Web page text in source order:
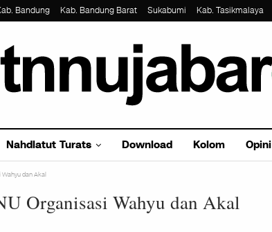
Bandung Kab. Bandung Barat Sukabumi Kab. Tasikmalaya
Nahdlatut Turats Download Kolom Opini
Wahyu dan Akal
Organisasi Wahyu dan Akal